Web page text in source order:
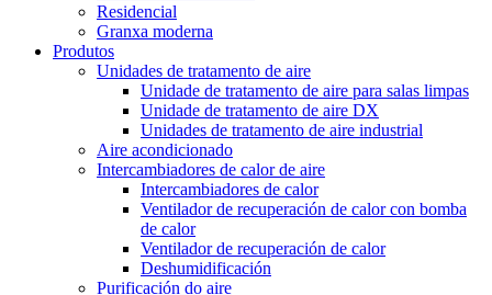
Residencial
Granxa moderna
Produtos
Unidades de tratamento de aire
Unidade de tratamento de aire para salas limpas
Unidade de tratamento de aire DX
Unidades de tratamento de aire industrial
Aire acondicionado
Intercambiadores de calor de aire
Intercambiadores de calor
Ventilador de recuperación de calor con bomba
de calor
Ventilador de recuperación de calor
Deshumidificación
Purificación do aire